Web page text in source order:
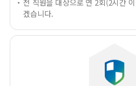
전 직원을 대상으로 연 2회(2시간
겠습니다.